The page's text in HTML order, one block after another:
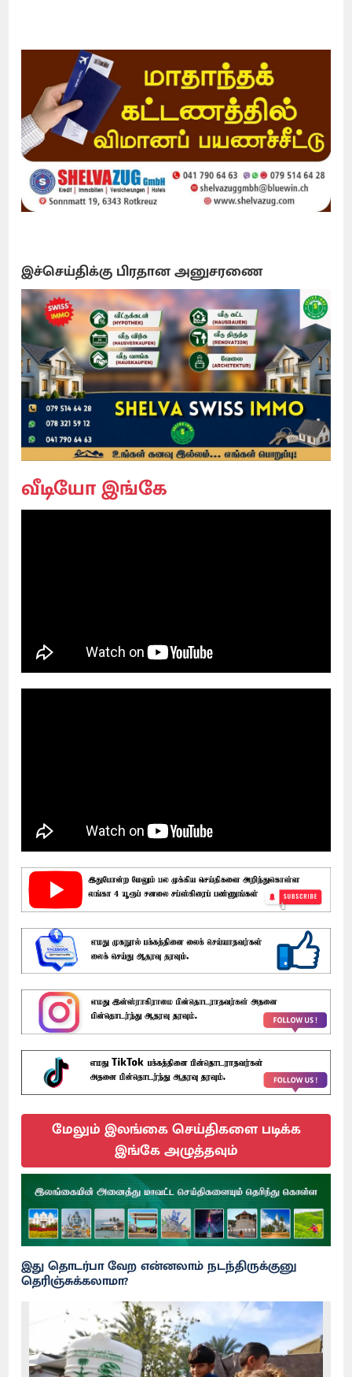
இச்செய்திக்கு பிரதான அனுசரணை
வீடியோ இங்கே
மேலும் இலங்கை செய்திகளை படிக்க
இங்கே அழுத்தவும்
இது தொடர்பா வேற என்னலாம் நடந்திருக்குனு
தெரிஞ்சுக்கலாமா?